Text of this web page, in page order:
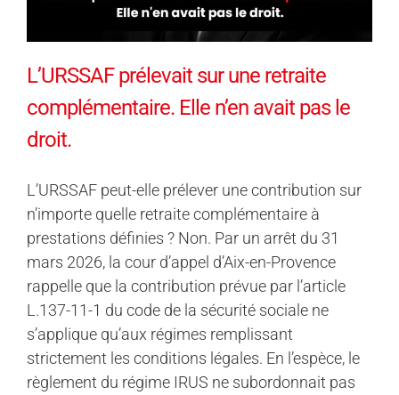
L’URSSAF prélevait sur une retraite
complémentaire. Elle n’en avait pas le
droit.
L’URSSAF peut-elle prélever une contribution sur
n’importe quelle retraite complémentaire à
prestations définies ? Non. Par un arrêt du 31
mars 2026, la cour d’appel d’Aix-en-Provence
rappelle que la contribution prévue par l’article
L.137-11-1 du code de la sécurité sociale ne
s’applique qu’aux régimes remplissant
strictement les conditions légales. En l’espèce, le
règlement du régime IRUS ne subordonnait pas